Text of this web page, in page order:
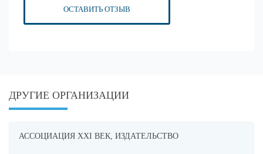
ОСТАВИТЬ ОТЗЫВ
ДРУГИЕ ОРГАНИЗАЦИИ
АССОЦИАЦИЯ XXI ВЕК, ИЗДАТЕЛЬСТВО